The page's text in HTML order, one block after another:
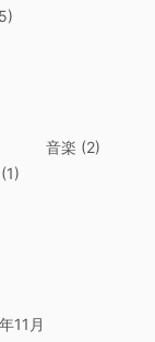
(1)
音楽 (2)
11月